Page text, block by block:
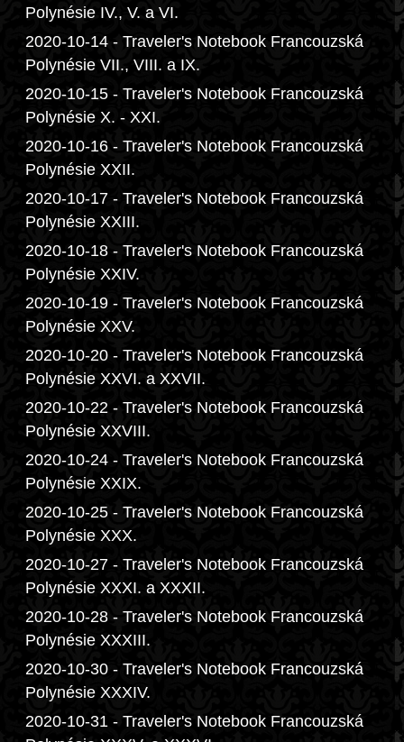
Polynésie IV., V. a VI.
2020-10-14 - Traveler's Notebook Francouzská
Polynésie VII., VIII. a IX.
2020-10-15 - Traveler's Notebook Francouzská
Polynésie X. - XXI.
2020-10-16 - Traveler's Notebook Francouzská
Polynésie XXII.
2020-10-17 - Traveler's Notebook Francouzská
Polynésie XXIII.
2020-10-18 - Traveler's Notebook Francouzská
Polynésie XXIV.
2020-10-19 - Traveler's Notebook Francouzská
Polynésie XXV.
2020-10-20 - Traveler's Notebook Francouzská
Polynésie XXVI. a XXVII.
2020-10-22 - Traveler's Notebook Francouzská
Polynésie XXVIII.
2020-10-24 - Traveler's Notebook Francouzská
Polynésie XXIX.
2020-10-25 - Traveler's Notebook Francouzská
Polynésie XXX.
2020-10-27 - Traveler's Notebook Francouzská
Polynésie XXXI. a XXXII.
2020-10-28 - Traveler's Notebook Francouzská
Polynésie XXXIII.
2020-10-30 - Traveler's Notebook Francouzská
Polynésie XXXIV.
2020-10-31 - Traveler's Notebook Francouzská